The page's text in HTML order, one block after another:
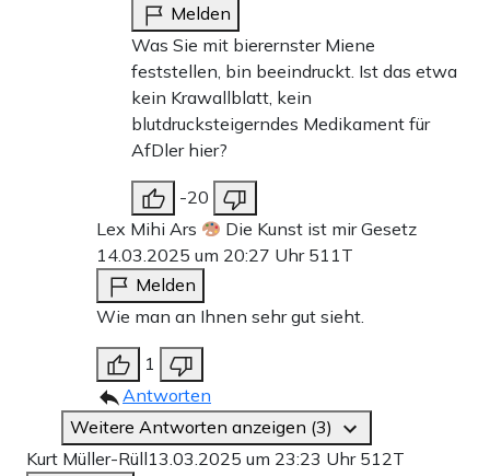
Melden
Was Sie mit bierernster Miene
feststellen, bin beeindruckt. Ist das etwa
kein Krawallblatt, kein
blutdrucksteigerndes Medikament für
AfDler hier?
-20
Lex Mihi Ars
Die Kunst ist mir Gesetz
14.03.2025 um 20:27 Uhr 511T
Melden
Wie man an Ihnen sehr gut sieht.
1
Antworten
Weitere Antworten anzeigen (3)
Kurt Müller-Rüll13.03.2025 um 23:23 Uhr 512T